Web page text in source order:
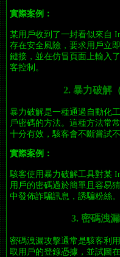
實際案例：
某用戶收到了一封看似來自
存在安全風險，要求用戶立
鏈接，並在仿冒頁面上輸入
客控制。
2. 暴力破解
暴力破解是一種通過自動化
戶密碼的方法。這種方法常
十分有效，駭客會不斷嘗試
實際案例：
駭客使用暴力破解工具對某
用戶的密碼過於簡單且容易
中發佈詐騙訊息，誘騙粉絲。
3. 密碼洩
密碼洩漏攻擊通常是駭客利
取用戶的登錄憑據，並試圖